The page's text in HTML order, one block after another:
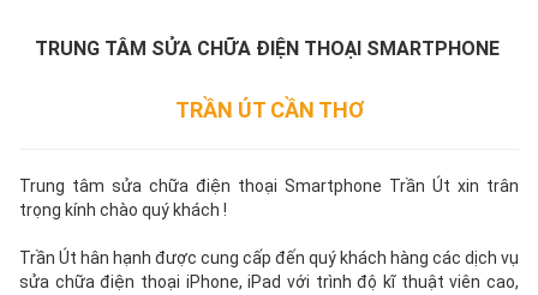
TRUNG TÂM SỬA CHỮA ĐIỆN THOẠI SMARTPHONE
TRẦN ÚT CẦN THƠ
Trung tâm sửa chữa điện thoại Smartphone Trần Út xin trân
trọng kính chào quý khách !
Trần Út hân hạnh được cung cấp đến quý khách hàng các dịch vụ
sửa chữa điện thoại iPhone, iPad với trình độ kĩ thuật viên cao,